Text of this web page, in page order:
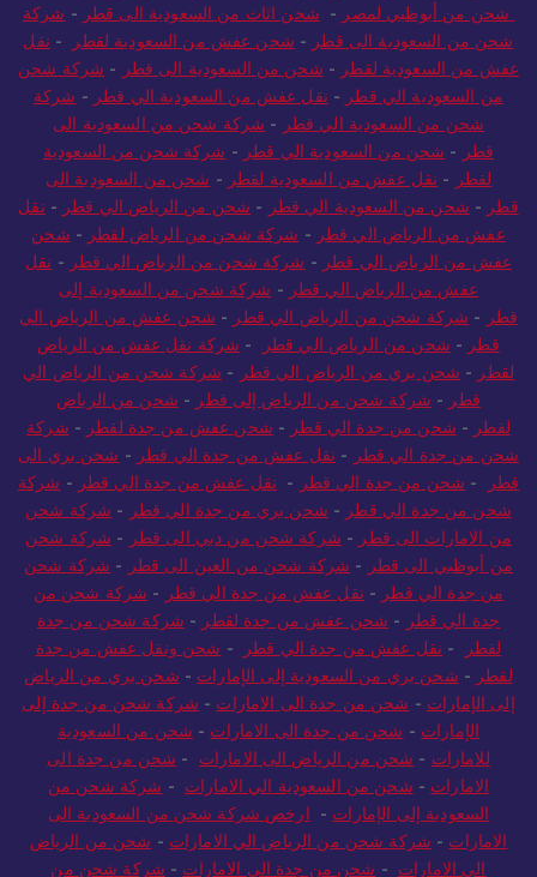
شحن من أبوظبي لمصر - شحن اثاث من السعودية الى قطر - شركة
شحن من السعودية الى قطر - شحن عفش من السعودية لقطر - نقل
عفش من السعودية لقطر - شحن من السعودية الى قطر - شركة شحن
من السعودية الي قطر - نقل عفش من السعودية الي قطر - شركة
شحن من السعودية الي قطر - شركة شحن من السعودية الى
قطر - شحن من السعودية الي قطر - شركة شحن من السعودية
لقطر - نقل عفش من السعودية لقطر - شحن من السعودية الى
قطر - شحن من السعودية الي قطر - شحن من الرياض الي قطر - نقل
عفش من الرياض الي قطر - شركة شحن من الرياض لقطر - شحن
عفش من الرياض الي قطر - شركة شحن من الرياض الي قطر - نقل
عفش من الرياض الي قطر - شركة شحن من السعودية إلى
قطر - شركة شحن من الرياض الي قطر - شحن عفش من الرياض الي
قطر - شحن من الرياض الي قطر - شركة نقل عفش من الرياض
لقطر - شحن بري من الرياض الي قطر - شركة شحن من الرياض الي
قطر - شركة شحن من الرياض إلى قطر - شحن من الرياض
لقطر - شحن من جدة الي قطر - شحن عفش من جدة لقطر - شركة
شحن من جدة الي قطر - نقل عفش من جدة الي قطر - شحن بري الى
قطر
- شحن من جدة الي قطر - نقل عفش من جدة الي قطر - شركة
شحن من جدة الي قطر - شحن بري من جدة الي قطر - شركة شحن
من الامارات الى قطر - شركة شحن من دبي الى قطر - شركة شحن
من أبوظبي الى قطر - شركة شحن من العين الى قطر - شركة شحن
من جدة الي قطر - نقل عفش من جدة الي قطر - شركة شحن من
جدة الي قطر - شحن عفش من جدة لقطر - شركة شحن من جدة
لقطر
- نقل عفش من جدة الي قطر - شحن ونقل عفش من جدة
لقطر - شحن بري من السعودية إلى الإمارات - شحن بري من الرياض
إلى الإمارات - شحن من جدة الى الامارات - شركة شحن من جدة إلى
الإمارات - شحن من جدة الى الامارات - شحن من السعودية
للامارات - شحن من الرياض الى الامارات - شحن من جدة الى
الامارات - شحن من السعودية الي الامارات - شركة شحن من
السعودية إلى الإمارات - ارخص شركة شحن من السعودية الى
الامارات - شركة شحن من الرياض الي الامارات - شحن من الرياض
الي الامارات - شحن من جدة الى الامارات - شركة شحن من